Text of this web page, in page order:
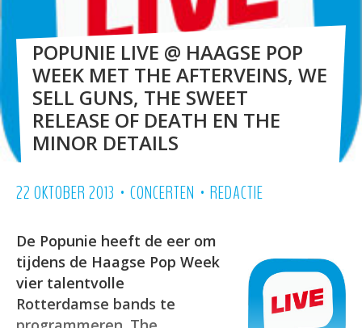
POPUNIE LIVE @ HAAGSE POP
WEEK MET THE AFTERVEINS, WE
SELL GUNS, THE SWEET
RELEASE OF DEATH EN THE
MINOR DETAILS
22 OKTOBER 2013 • CONCERTEN • REDACTIE
De Popunie heeft de eer om
tijdens de Haagse Pop Week
vier talentvolle
Rotterdamse bands te